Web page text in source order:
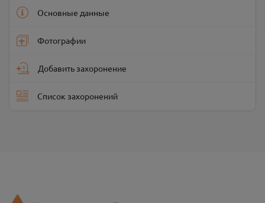
Основные данные
Фотографии
Добавить захоронение
Список захоронений